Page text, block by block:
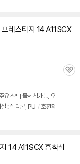
레스티지 14 A11SCX
관
요스펙] 물세척가능, 오
질 : 실리콘, PU / 호환제
14 A11SCX 흡착식